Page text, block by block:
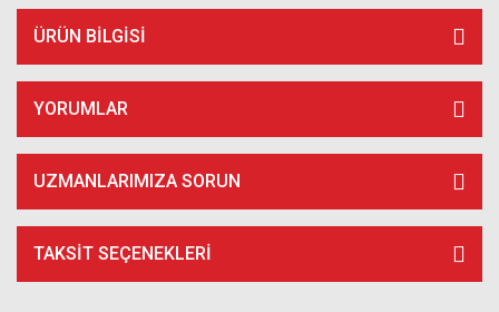
ÜRÜN BILGISI
YORUMLAR
UZMANLARIMIZA SORUN
TAKSIT SEÇENEKLERI